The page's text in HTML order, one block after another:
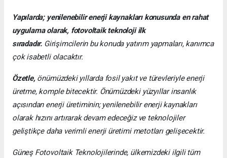
Yapılarda; yenilenebilir enerji kaynakları konusunda en rahat
uygulama olarak, fotovoltaik teknoloji ilk
sıradadır. Girişimcilerin bu konuda yatırım yapmaları, kanımca
çok isabetli olacaktır.
Özetle,önümüzdeki yıllarda fosil yakıt ve türevleriyle enerji
üretme, komple bitecektir. Önümüzdeki yüzyıllar insanlık
açısından enerji üretiminin; yenilenebilir enerji kaynakları
olarak hızını artırarak devam edeceğiz ve teknolojiler
geliştikçe daha verimli enerji üretimi metotları gelişecektir.
Güneş Fotovoltaik Teknolojilerinde, ülkemizdeki ilgili tüm